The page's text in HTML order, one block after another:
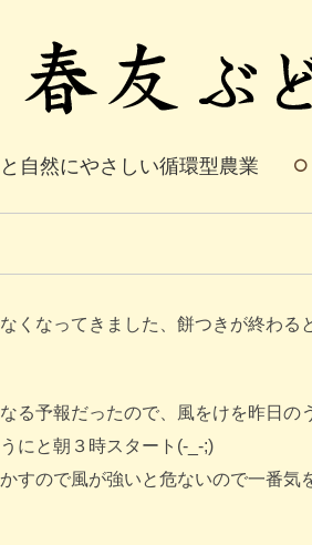
自然にやさしい循環型農業
くなってきました、餅つきが終わる
予報だったので、風をけを昨日の
にと朝３時スタート(-_-;)
ので風が強いと危ないので一番気